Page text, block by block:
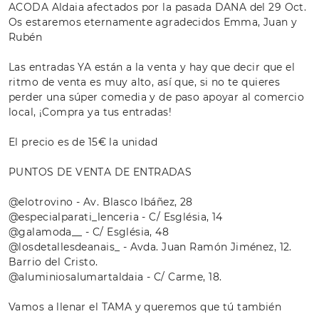
ACODA Aldaia afectados por la pasada DANA del 29 Oct.
Os estaremos eternamente agradecidos Emma, Juan y
Rubén
Las entradas YA están a la venta y hay que decir que el
ritmo de venta es muy alto, así que, si no te quieres
perder una súper comedia y de paso apoyar al comercio
local, ¡Compra ya tus entradas!
El precio es de 15€ la unidad
PUNTOS DE VENTA DE ENTRADAS
@elotrovino - Av. Blasco Ibáñez, 28
@especialparati_lenceria - C/ Església, 14
@galamoda__ - C/ Església, 48
@losdetallesdeanais_ - Avda. Juan Ramón Jiménez, 12.
Barrio del Cristo.
@aluminiosalumartaldaia - C/ Carme, 18.
Vamos a llenar el TAMA y queremos que tú también